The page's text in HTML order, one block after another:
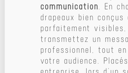
communication. En
drapeaux bien conçus
parfaitement visibles,
transmettez un
professionnel, tout
votre audience.